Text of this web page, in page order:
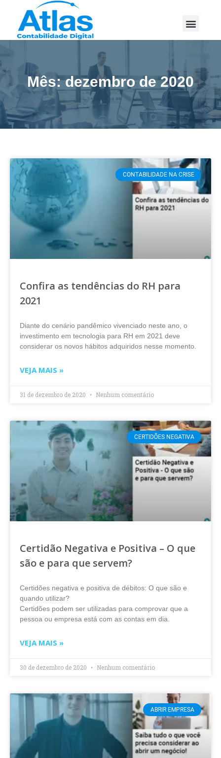
Mês: dezembro de 2020
CONTABILIDADE NA CRISE
Confira as tendências do RH para
2021
Diante do cenário pandêmico vivenciado neste ano, o
investimento em tecnologia para RH em 2021 deve
considerar os novos hábitos adquiridos nesse momento.
VEJA MAIS »
31 de dezembro de 2020 Nenhum comentário
CERTIDÕES NEGATIVA
Certidão Negativa e Positiva – O que
são e para que servem?
Certidões negativa e positiva de débitos: O que são e
quando utilizar?
Certidões podem ser utilizadas para comprovar que a
pessoa ou empresa está com as contas em dia.
VEJA MAIS »
30 de dezembro de 2020 Nenhum comentário
ABRIR EMPRESA